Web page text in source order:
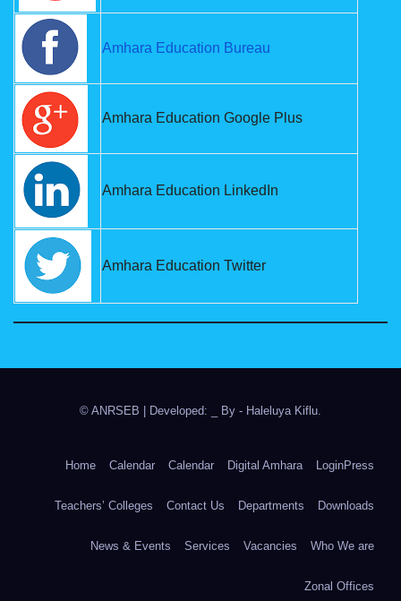
Amhara Education Bureau
Amhara Education Google Plus
Amhara Education LinkedIn
Amhara Education Twitter
© ANRSEB Developed: _ By - Haleluya Kiflu.
Home Calendar Calendar Digital Amhara LoginPress
Teachers’ Colleges Contact Us Departments Downloads
News & Events Services Vacancies Who We are
Zonal Offices